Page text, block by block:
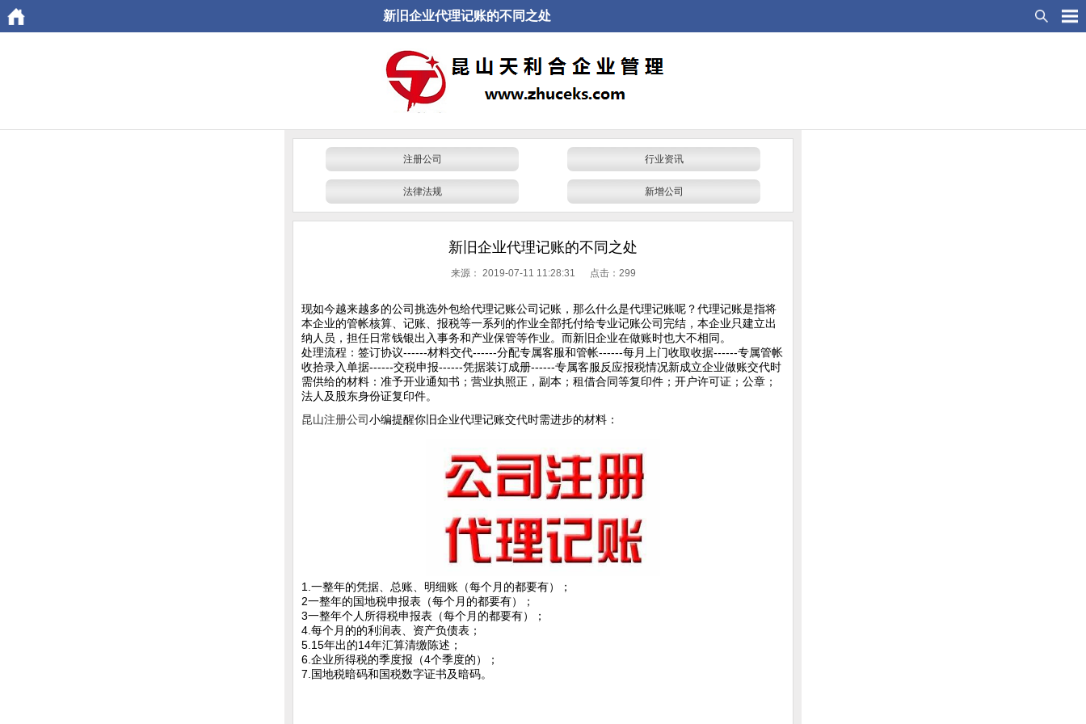
新旧企业代理记账的不同之处
注册公司 行业资讯
法律法规 新增公司
新旧企业代理记账的不同之处
来源： 2019-07-11 11:28:31 点击： 299
现如今越来越多的公司挑选外包给代理记账公司记账，那么什么是代理记账呢？代理记账是指将
本企业的管帐核算、记账、报税等一系列的作业全部托付给专业记账公司完结，本企业只建立出
纳人员，担任日常钱银出入事务和产业保管等作业。而新旧企业在做账时也大不相同。
处理流程：签订协议------材料交代------分配专属客服和管帐------每月上门收取收据------专属管帐
收拾录入单据------交税申报------凭据装订成册------专属客服反应报税情况新成立企业做账交代时
需供给的材料：准予开业通知书；营业执照正，副本；租借合同等复印件；开户许可证；公章；
法人及股东身份证复印件。
昆山注册公司小编提醒你旧企业代理记账交代时需进步的材料：
1.一整年的凭据、总账、明细账（每个月的都要有）；
2一整年的国地税申报表（每个月的都要有）；
3一整年个人所得税申报表（每个月的都要有）；
4.每个月的的利润表、资产负债表；
5.15年出的14年汇算清缴陈述；
6.企业所得税的季度报（4个季度的）；
7.国地税暗码和国税数字证书及暗码。